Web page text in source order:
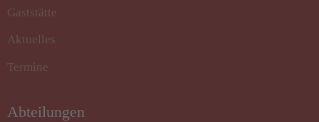
Gaststätte
Aktuelles
Termine
Abteilungen